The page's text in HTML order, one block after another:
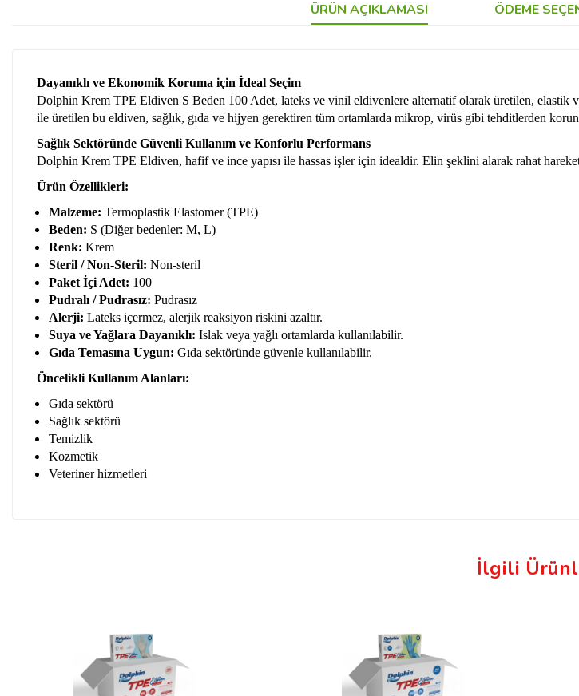
ÜRÜN AÇIKLAMASI ÖDEME
Dayanıklı ve Ekonomik Koruma için İdeal Seçim
Dolphin Krem TPE Eldiven S Beden 100 Adet, lateks ve vinil eldivenlere alternatif olarak üretilen, elastik
ile üretilen bu eldiven, sağlık, gıda ve hijyen gerektiren tüm ortamlarda mikrop, virüs gibi tehditlerden
Sağlık Sektöründe Güvenli Kullanım ve Konforlu Performans
Dolphin Krem TPE Eldiven, hafif ve ince yapısı ile hassas işler için idealdir. Elin şeklini alarak rahat
Ürün Özellikleri:
Malzeme: Termoplastik Elastomer (TPE)
Beden: S (Diğer bedenler: M, L)
Renk: Krem
Steril / Non-Steril: Non-steril
Paket İçi Adet: 100
Pudralı / Pudrasız: Pudrasız
Alerji: Lateks içermez, alerjik reaksiyon riskini azaltır.
Suya ve Yağlara Dayanıklı: Islak veya yağlı ortamlarda kullanılabilir.
Gıda Temasına Uygun: Gıda sektöründe güvenle kullanılabilir.
Öncelikli Kullanım Alanları:
Gıda sektörü
Sağlık sektörü
Temizlik
Kozmetik
Veteriner hizmetleri
İlgili